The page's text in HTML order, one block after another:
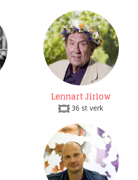
Lennart Jirlow
36 st verk